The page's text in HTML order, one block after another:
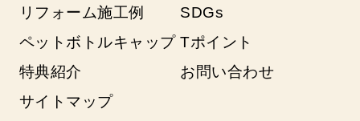
リフォーム施工例
SDGs
ペットボトルキャップ Tポイント
特典紹介
お問い合わせ
サイトマップ